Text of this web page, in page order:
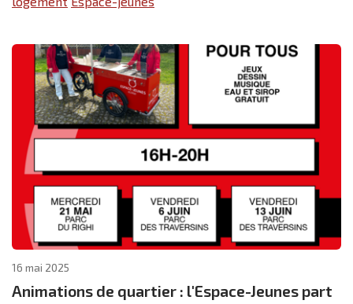
16 mai 2025
Animations de quartier : l'Espace-Jeunes part